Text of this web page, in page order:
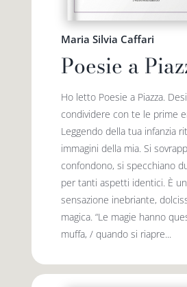
Maria Silvia Caffari
Poesie a
Ho letto Poesie a Piazza.
condividere con te le prime
Leggendo della tua infanzia
immagini della mia. Si
confondono, si specchiano
per tanti aspetti identici. È
sensazione inebriante,
magica. “Le magie hanno
muffa, / quando si riapre...